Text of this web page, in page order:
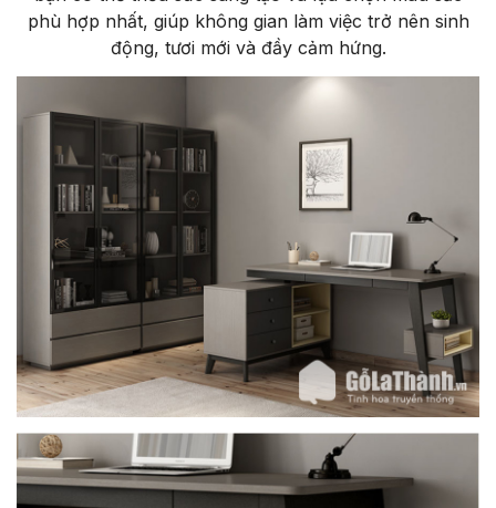
phù hợp nhất, giúp không gian làm việc trở nên sinh
động, tươi mới và đầy cảm hứng.